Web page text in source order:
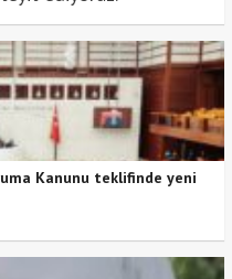
Kanunu teklifinde yeni